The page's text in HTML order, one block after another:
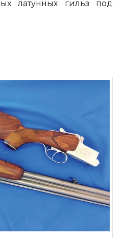
латунных гильз под